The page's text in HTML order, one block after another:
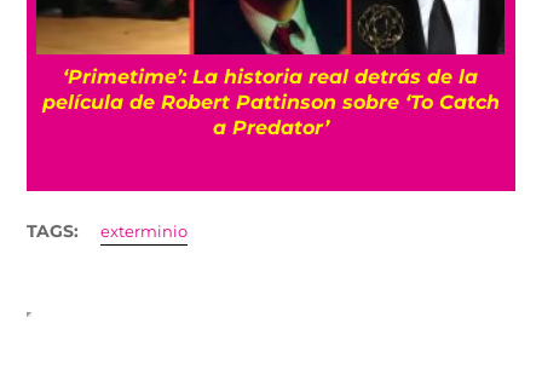
‘Primetime’: La historia real detrás de la
película de Robert Pattinson sobre ‘To Catch
a Predator’
TAGS: exterminio